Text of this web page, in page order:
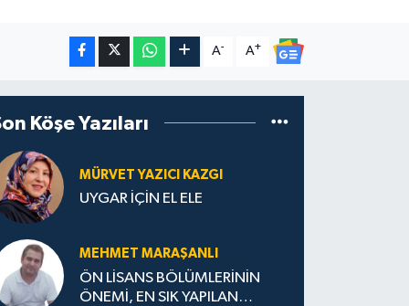
A- A+
Köşe Yazıları
MÜRVET YAZICI KAZGI
UYGAR İÇİN EL ELE
MEHMET MARAŞANLI
ÖN LİSANS BÖLÜMLERİNİN
ÖNEMİ, EN SIK YAPILAN